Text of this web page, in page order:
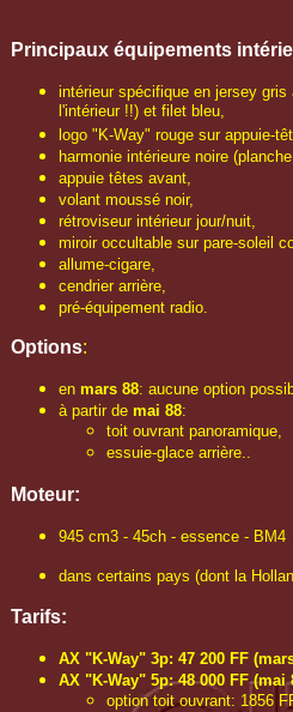
Principaux équipements
intérieur spécifique en jersey
l'intérieur !!) et filet bleu,
logo "K-Way" rouge sur appuie-
harmonie intérieure noire
appuie têtes avant,
volant moussé noir,
rétroviseur intérieur jour/nuit,
miroir occultable sur pare-soleil
allume-cigare,
cendrier arrière,
pré-équipement radio.
Options:
en mars 88: aucune option
à partir de mai 88:
toit ouvrant panoramique,
essuie-glace arrière..
Moteur:
945 cm3 - 45ch - essence - BM4
dans certains pays (dont la
Tarifs:
AX "K-Way" 3p: 47 200 FF
AX "K-Way" 5p: 48 000 FF (mai
option toit ouvrant: 1856